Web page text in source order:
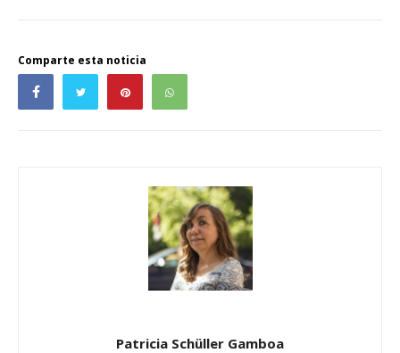
Comparte esta noticia
Patricia Schüller Gamboa